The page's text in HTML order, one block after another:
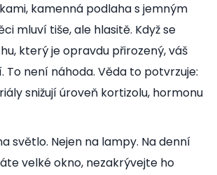
kamenná podlaha s jemným
mluví tiše, ale hlasitě. Když se
který je opravdu přirozený, váš
To není náhoda. Věda to potvrzuje:
snižují úroveň kortizolu, hormonu
světlo. Nejen na lampy. Na denní
velké okno, nezakrývejte ho